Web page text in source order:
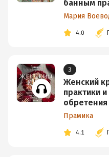
банным
Мария
4.0
3
Женский
практики
Прамика
4.1